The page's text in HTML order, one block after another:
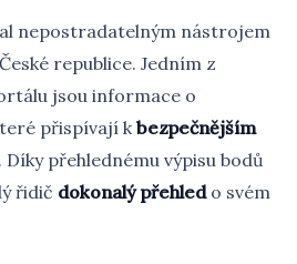
nepostradatelným nástrojem
republice. Jedním z
jsou informace o
přispívají kbezpečnějším
přehlednému výpisu bodů
řidič dokonalý přehledo svém